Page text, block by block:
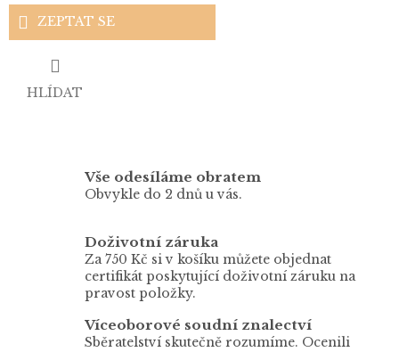
ZEPTAT SE
HLÍDAT
Vše odesíláme obratem
Obvykle do 2 dnů u vás.
Doživotní záruka
Za 750 Kč si v košíku můžete objednat
certifikát poskytující doživotní záruku na
pravost položky.
Víceoborové soudní znalectví
Sběratelství skutečně rozumíme. Ocenili